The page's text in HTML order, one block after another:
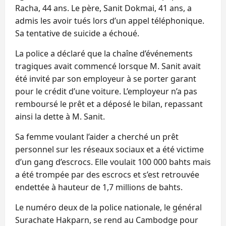
Racha, 44 ans. Le père, Sanit Dokmai, 41 ans, a
admis les avoir tués lors d’un appel téléphonique.
Sa tentative de suicide a échoué.
La police a déclaré que la chaîne d’événements
tragiques avait commencé lorsque M. Sanit avait
été invité par son employeur à se porter garant
pour le crédit d’une voiture. L’employeur n’a pas
remboursé le prêt et a déposé le bilan, repassant
ainsi la dette à M. Sanit.
Sa femme voulant l’aider a cherché un prêt
personnel sur les réseaux sociaux et a été victime
d’un gang d’escrocs. Elle voulait 100 000 bahts mais
a été trompée par des escrocs et s’est retrouvée
endettée à hauteur de 1,7 millions de bahts.
Le numéro deux de la police nationale, le général
Surachate Hakparn, se rend au Cambodge pour